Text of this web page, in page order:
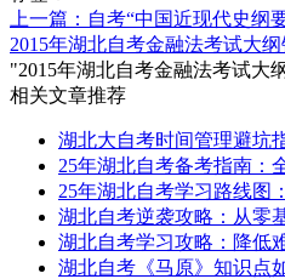
上一篇：自考“中国近现代史纲
2015年湖北自考金融法考试大
"2015年湖北自考金融法考试大
相关文章推荐
湖北大自考时间管理避坑
25年湖北自考备考指南：
25年湖北自考学习路线图
湖北自考逆袭攻略：从零
湖北自考学习攻略：降低
湖北自考《马原》知识点